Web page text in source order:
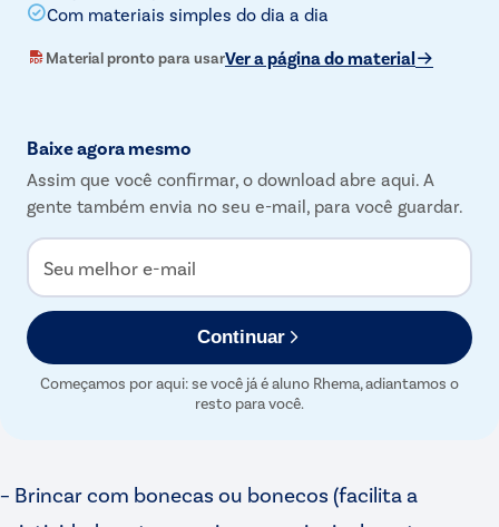
Com materiais simples do dia a dia
Material pronto para usarVer a página do material
Baixe agora mesmo
Assim que você confirmar, o download abre aqui. A
gente também envia no seu e-mail, para você guardar.
Seu melhor e-mail
Continuar
Começamos por aqui: se você já é aluno Rhema, adiantamos o
resto para você.
– Brincar com bonecas ou bonecos (facilita a